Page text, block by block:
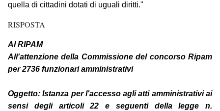
quella di cittadini dotati di uguali diritti."
RISPOSTA
Al RIPAM
All'attenzione della Commissione del concorso Ripam
per 2736 funzionari amministrativi
Oggetto: Istanza per l'accesso agli atti amministrativi ai
sensi degli articoli 22 e seguenti della legge n.